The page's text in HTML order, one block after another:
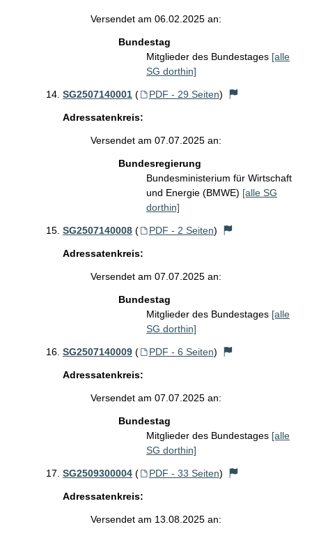
Versendet am 06.02.2025 an:
Bundestag
Mitglieder des Bundestages [alle
SG dorthin]
SG2507140001 ( PDF - 29 Seiten)
Adressatenkreis:
Versendet am 07.07.2025 an:
Bundesregierung
Bundesministerium für Wirtschaft
und Energie (BMWE) [alle SG
dorthin]
SG2507140008 ( PDF - 2 Seiten)
Adressatenkreis:
Versendet am 07.07.2025 an:
Bundestag
Mitglieder des Bundestages [alle
SG dorthin]
SG2507140009 ( PDF - 6 Seiten)
Adressatenkreis:
Versendet am 07.07.2025 an:
Bundestag
Mitglieder des Bundestages [alle
SG dorthin]
SG2509300004 ( PDF - 33 Seiten)
Adressatenkreis:
Versendet am 13.08.2025 an: